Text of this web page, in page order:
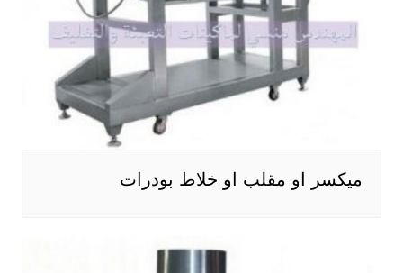
ميكسر او مقلب او خلاط بودرات